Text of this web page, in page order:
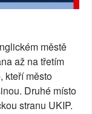
městě
až na třetím
kteří město
Druhé místo
stranu UKIP.